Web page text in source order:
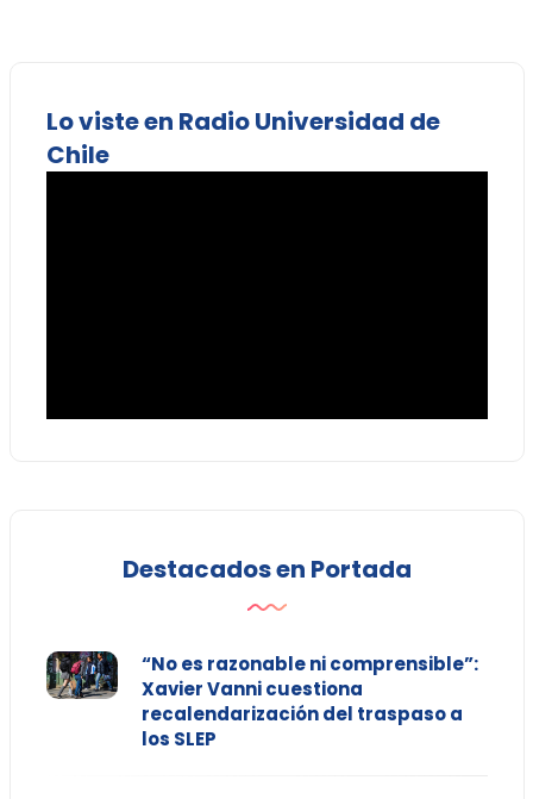
Lo viste en Radio Universidad de
Chile
Destacados en Portada
“No es razonable ni comprensible”:
Xavier Vanni cuestiona
recalendarización del traspaso a
los SLEP